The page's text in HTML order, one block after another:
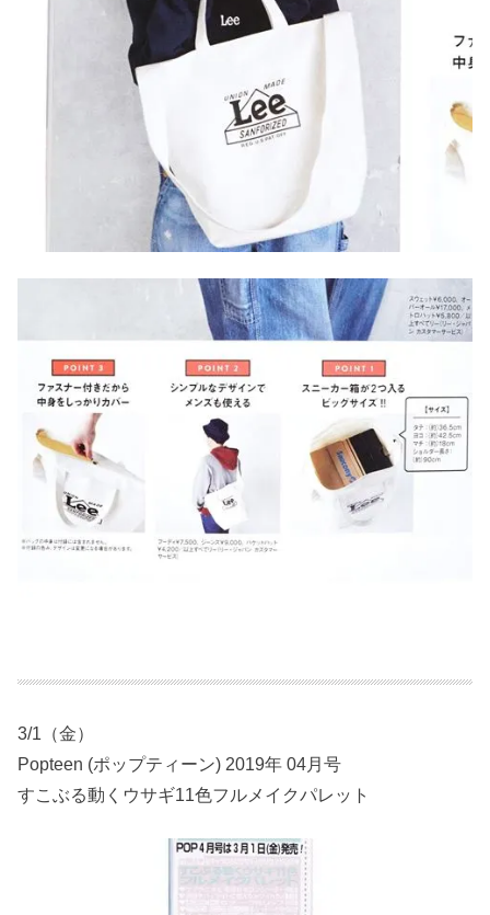
3/1（金）
Popteen (ポップティーン) 2019年 04月号
すこぶる動くウサギ11色フルメイクパレット